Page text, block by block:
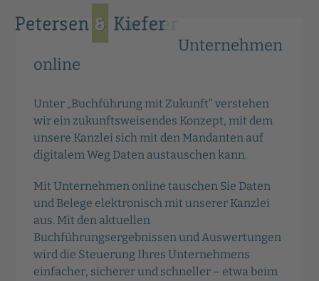
mobile
menu
mobile
menu
Unternehmen
online
Unter „Buchführung mit Zukunft“ verstehen
wir ein zukunftsweisendes Konzept, mit dem
unsere Kanzlei sich mit den Mandanten auf
digitalem Weg Daten austauschen kann.
Mit Unternehmen online tauschen Sie Daten
und Belege elektronisch mit unserer Kanzlei
aus. Mit den aktuellen
Buchführungsergebnissen und Auswertungen
wird die Steuerung Ihres Unternehmens
einfacher, sicherer und schneller – etwa beim